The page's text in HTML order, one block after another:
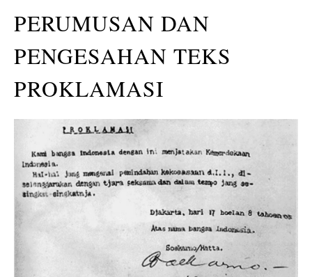
PERUMUSAN DAN
PENGESAHAN TEKS
PROKLAMASI